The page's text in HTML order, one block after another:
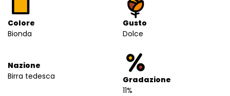
Colore
Bionda
Gusto
Dolce
Nazione
Birra tedesca
Gradazione
11%